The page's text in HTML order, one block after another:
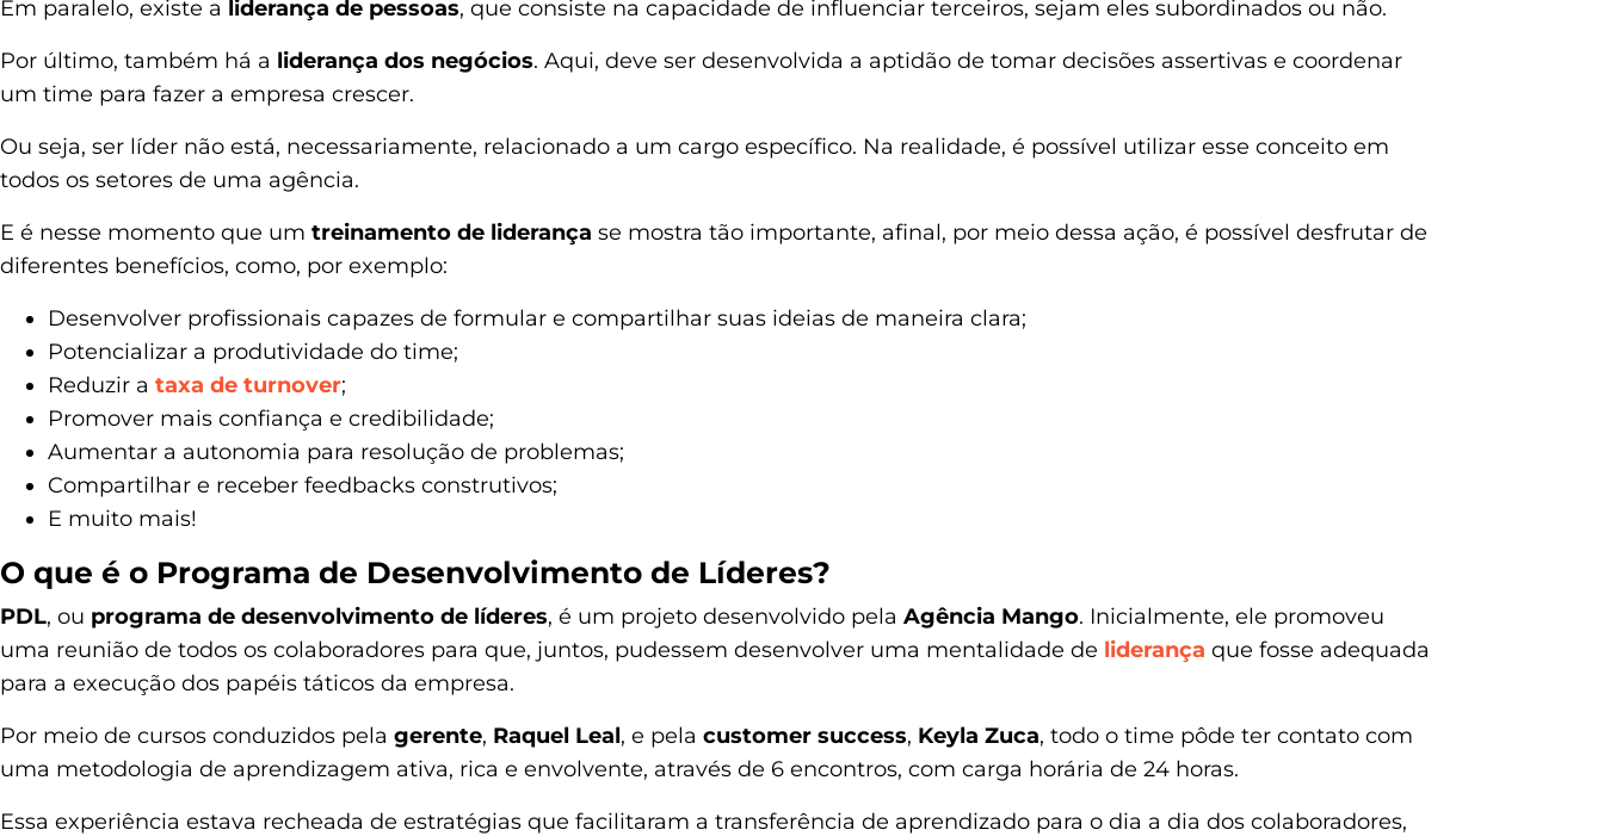
Em paralelo, existe a liderança de pessoas, que consiste na capacidade de influenciar terceiros, sejam eles subordinados ou não.
Por último, também há a liderança dos negócios. Aqui, deve ser desenvolvida a aptidão de tomar decisões assertivas e coordenar
um time para fazer a empresa crescer.
Ou seja, ser líder não está, necessariamente, relacionado a um cargo específico. Na realidade, é possível utilizar esse conceito em
todos os setores de uma agência.
E é nesse momento que um treinamento de liderança se mostra tão importante, afinal, por meio dessa ação, é possível desfrutar de
diferentes benefícios, como, por exemplo:
Desenvolver profissionais capazes de formular e compartilhar suas ideias de maneira clara;
Potencializar a produtividade do time;
Reduzir a taxa de turnover;
Promover mais confiança e credibilidade;
Aumentar a autonomia para resolução de problemas;
Compartilhar e receber feedbacks construtivos;
E muito mais!
O que é o Programa de Desenvolvimento de Líderes?
PDL, ou programa de desenvolvimento de líderes, é um projeto desenvolvido pela Agência Mango. Inicialmente, ele promoveu
uma reunião de todos os colaboradores para que, juntos, pudessem desenvolver uma mentalidade de liderança que fosse adequada
para a execução dos papéis táticos da empresa.
Por meio de cursos conduzidos pela gerente, Raquel Leal, e pela customer success, Keyla Zuca, todo o time pôde ter contato com
uma metodologia de aprendizagem ativa, rica e envolvente, através de 6 encontros, com carga horária de 24 horas.
Essa experiência estava recheada de estratégias que facilitaram a transferência de aprendizado para o dia a dia dos colaboradores,